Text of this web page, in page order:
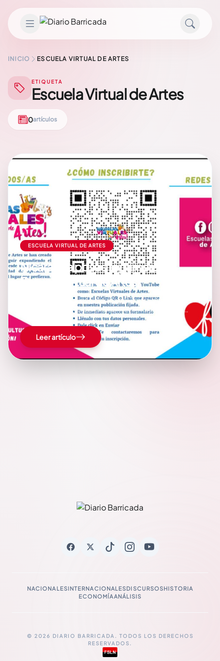
INICIO ESCUELA VIRTUAL DE ARTES
ETIQUETA
Escuela Virtual de Artes
0artículos
ESCUELA VIRTUAL DE ARTES
Nicaragua posee la primera
Escuela Virtual de Artes
Desde el Salón de los Cristales del Teatro Nacional
Rubén Darío, se realizó el lanzamiento nacional de la
primera Escuela Virtual de Artes. Esta plataforma digital
se convierte en la primera de aprendizaje artístico y
cultural de Nicaragua. Desde esta Escuela, inicialmente
se estará impartiendo el Curso…
Leer artículo
NACIONALESINTERNACIONALESDISCURSOSHISTORIA
ECONOMÍAANÁLISIS
© 2026 DIARIO BARRICADA. TODOS LOS DERECHOS
RESERVADOS.